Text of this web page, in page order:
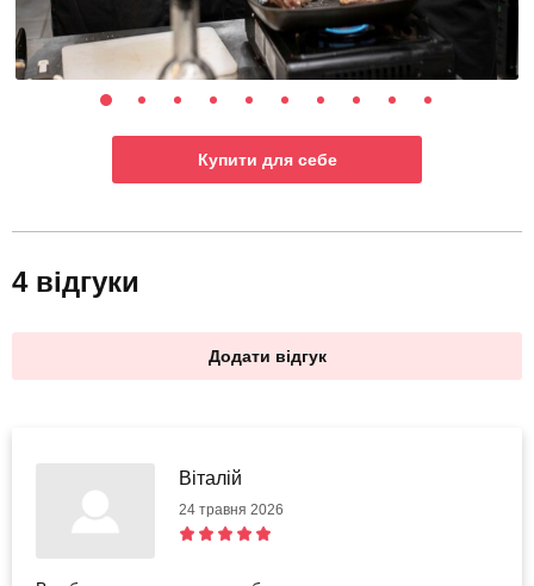
Купити для себе
4 відгуки
Додати відгук
Віталій
24 травня 2026